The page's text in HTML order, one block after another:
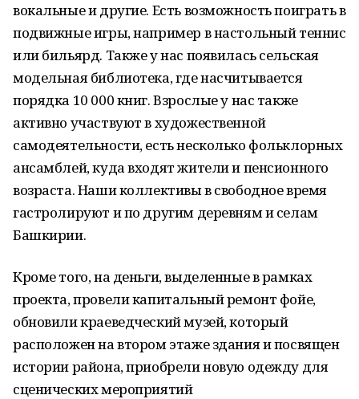
вокальные и другие. Есть возможность поиграть в
подвижные игры, например в настольный теннис
или бильярд. Также у нас появилась сельская
модельная библиотека, где насчитывается
порядка 10 000 книг. Взрослые у нас также
активно участвуют в художественной
самодеятельности, есть несколько фольклорных
ансамблей, куда входят жители и пенсионного
возраста. Наши коллективы в свободное время
гастролируют и по другим деревням и селам
Башкирии.
Кроме того, на деньги, выделенные в рамках
проекта, провели капитальный ремонт фойе,
обновили краеведческий музей, который
расположен на втором этаже здания и посвящен
истории района, приобрели новую одежду для
сценических мероприятий